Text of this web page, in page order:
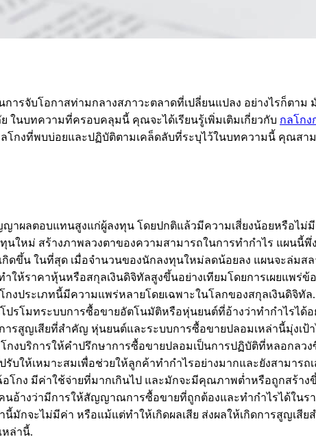
ารจับโอกาสท่ามกลางสภาวะตลาดที่เปลี่ยนแปลง อย่างไรก็ตา
ในบทความที่ครอบคลุมนี้ คุณจะได้เรียนรู้เพิ่มเติมเกี่ยวกับ กลโกง
โกงที่พบบ่อยและปฏิบัติตามเคล็ดลับที่ระบุไว้ในบทความนี้ คุณสา
าผลตอบแทนสูงแก่ผู้ลงทุน โดยปกติแล้วมีความเสี่ยงน้อยหรือไม่
ใหม่ สร้างภาพลวงตาของความสามารถในการทำกำไร แผนนี้พึ่
ดขึ้น ในที่สุด เมื่อจำนวนของนักลงทุนใหม่ลดน้อยลง แผนจะล่ม
ำให้ราคาหุ้นหรือสกุลเงินดิจิทัลสูงขึ้นอย่างเทียมโดยการเผยแพร่
ประเภทนี้มีความแพร่หลายโดยเฉพาะในโลกของสกุลเงินดิจิทัล.
ปรโมทระบบการซื้อขายอัตโนมัติหรือหุ่นยนต์ที่อ้างว่าทำกำไรได้
รสูญเสียที่สำคัญ หุ่นยนต์และระบบการซื้อขายปลอมเหล่านี้มุ่งเป้
กงบริการให้คำปรึกษาการซื้อขายปลอมเป็นการปฏิบัติที่หลอกลว
ให้เหมาะสมเพื่อช่วยให้ลูกค้าทำกำไรอย่างมากและยังสามารถ
โกง มีค่าใช้จ่ายที่มากเกินไป และมักจะมีคุณภาพต่ำหรือถูกสร้า
นอ้างว่ามีการให้สัญญาณการซื้อขายที่ถูกต้องและทำกำไรได้ใน
กจะไม่มีค่า หรือแม้แต่ทำให้เกิดผลเสีย ส่งผลให้เกิดการสูญเสี
หล่านี้.